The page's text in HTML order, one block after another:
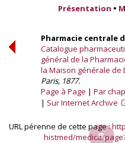
Présentation •
Pharmacie centrale
Catalogue
général de la
la Maison générale de
Paris, 1877.
Page à Page
Par
Sur Internet Archive
URL pérenne de cette page :
histmed/medica/